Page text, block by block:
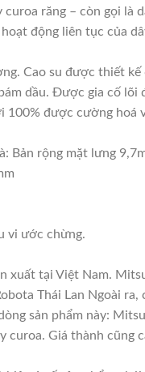
răng – còn gọi
động liên tục của
Cao su được thiết
dầu. Được gia cố
100% được cường hoá
Bản rộng mặt lưng
vi ước chừng.
xuất tại Việt Nam.
Thái Lan Ngoài
sản phẩm này:
curoa. Giá thành